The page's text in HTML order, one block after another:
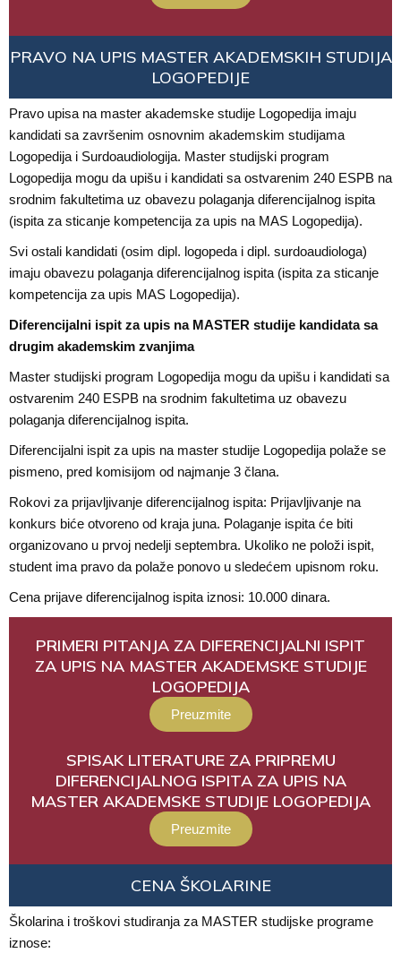
PRAVO NA UPIS MASTER AKADEMSKIH STUDIJA
LOGOPEDIJE
Pravo upisa na master akademske studije Logopedija imaju
kandidati sa završenim osnovnim akademskim studijama
Logopedija i Surdoaudiologija. Master studijski program
Logopedija mogu da upišu i kandidati sa ostvarenim 240 ESPB na
srodnim fakultetima uz obavezu polaganja diferencijalnog ispita
(ispita za sticanje kompetencija za upis na MAS Logopedija).
Svi ostali kandidati (osim dipl. logopeda i dipl. surdoaudiologa)
imaju obavezu polaganja diferencijalnog ispita (ispita za sticanje
kompetencija za upis MAS Logopedija).
Diferencijalni ispit za upis na MASTER studije kandidata sa
drugim akademskim zvanjima
Master studijski program Logopedija mogu da upišu i kandidati sa
ostvarenim 240 ESPB na srodnim fakultetima uz obavezu
polaganja diferencijalnog ispita.
Diferencijalni ispit za upis na master studije Logopedija polaže se
pismeno, pred komisijom od najmanje 3 člana.
Rokovi za prijavljivanje diferencijalnog ispita: Prijavljivanje na
konkurs biće otvoreno od kraja juna. Polaganje ispita će biti
organizovano u prvoj nedelji septembra. Ukoliko ne položi ispit,
student ima pravo da polaže ponovo u sledećem upisnom roku.
Cena prijave diferencijalnog ispita iznosi: 10.000 dinara.
PRIMERI PITANJA ZA DIFERENCIJALNI ISPIT
ZA UPIS NA MASTER AKADEMSKE STUDIJE
LOGOPEDIJA
Preuzmite
SPISAK LITERATURE ZA PRIPREMU
DIFERENCIJALNOG ISPITA ZA UPIS NA
MASTER AKADEMSKE STUDIJE LOGOPEDIJA
Preuzmite
CENA ŠKOLARINE
Školarina i troškovi studiranja za MASTER studijske programe
iznose: